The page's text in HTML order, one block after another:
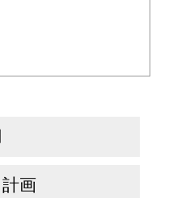
画